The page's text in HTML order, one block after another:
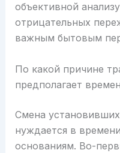
объективной
отрицательных
важным бытовым
По какой причине
предполагает
Смена
нуждается в
основаниям. Во-